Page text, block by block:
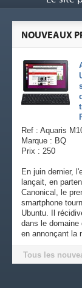
NOUVEAUX
Ref : Aquaris
Marque : BQ
Prix : 250
En juin dernier,
lançait, en
Canonical, le
smartphone
Ubuntu. Il
dans le domaine
en annonçant la
Tous les